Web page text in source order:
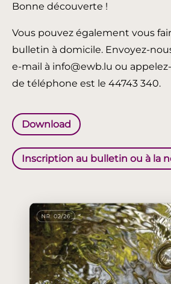
Bonne découverte !
Vous pouvez également vous
bulletin à domicile. Envoyez-
e-mail à info@ewb.lu ou
de téléphone est le 44743 340.
Download
Inscription au bulletin ou à la